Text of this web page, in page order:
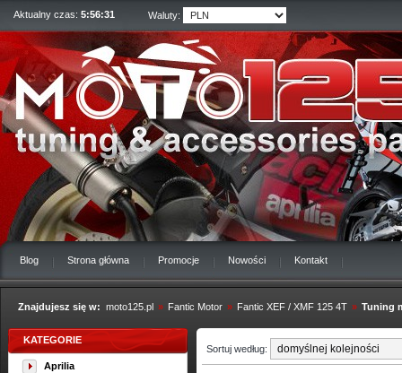
Aktualny czas: 5:56:32 Waluty:
Blog Strona główna Promocje Nowości Kontakt
Znajdujesz się w: moto125.pl » Fantic Motor » Fantic XEF / XMF 125 4T » Tuning
KATEGORIE
Aprilia
Sortuj według: